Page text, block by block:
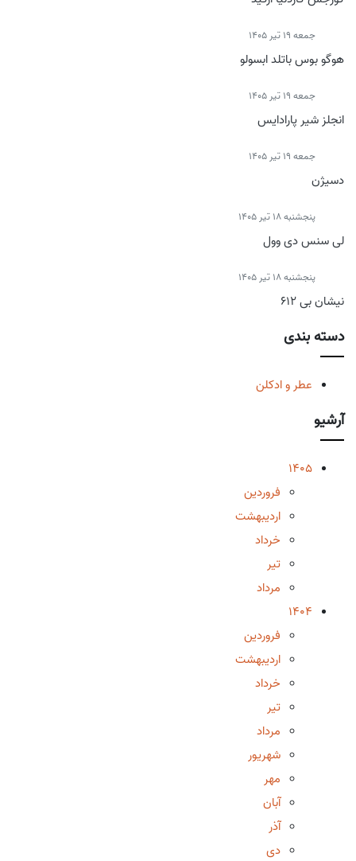
جمعه 19 تیر 1405
هوگو بوس باتلد ابسولو
جمعه 19 تیر 1405
انجلز شیر پارادایس
جمعه 19 تیر 1405
دسیژن
پنجشنبه 18 تیر 1405
لی سنس دی وول
پنجشنبه 18 تیر 1405
نیشان بی 612
دسته بندی
عطر و ادکلن
آرشیو
1405
فروردین
اردیبهشت
خرداد
تیر
مرداد
1404
فروردین
اردیبهشت
خرداد
تیر
مرداد
شهریور
مهر
آبان
آذر
دی